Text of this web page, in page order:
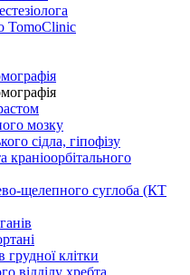
TomoClinic
мозку
сідла, гіпофізу
краніоорбітального
щелепного суглоба (КТ
грудної клітки
відділу хребта